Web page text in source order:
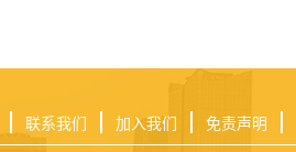
联系我们 加入我们 免责声明